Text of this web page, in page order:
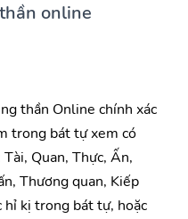
online
thần Online chính xác
trong bát tự xem có
Quan, Thực, Ấn,
Thương quan, Kiếp
hỉ kị trong bát tự, hoặc